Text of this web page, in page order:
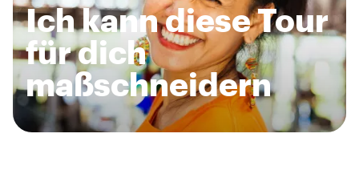
Ich kann diese Tour
für dich
maßschneidern